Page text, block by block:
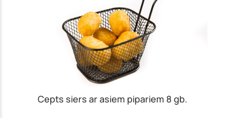
Cepts siers ar asiem pipariem 8 gb.